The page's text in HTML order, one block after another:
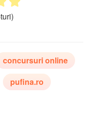
online
pufina.ro